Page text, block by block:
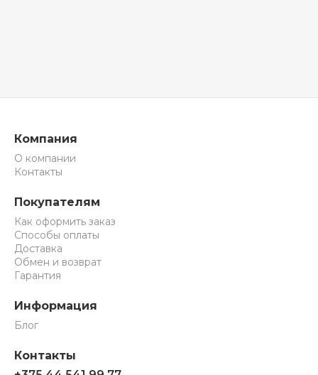
Компания
О компании
Контакты
Покупателям
Как оформить заказ
Способы оплаты
Доставка
Обмен и возврат
Гарантия
Информация
Блог
Контакты